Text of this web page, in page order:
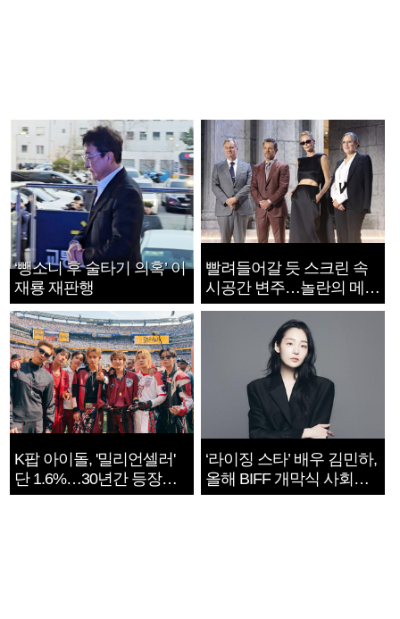
‘뺑소니 후 술타기 의혹’ 이
재룡 재판행
빨려들어갈 듯 스크린 속
시공간 변주…놀란의 메시
지는 ‘전쟁 속죄’
K팝 아이돌, '밀리언셀러'
단 1.6%…30년간 등장
1182개팀 전수조사
‘라이징 스타’ 배우 김민하,
올해 BIFF 개막식 사회자
확정